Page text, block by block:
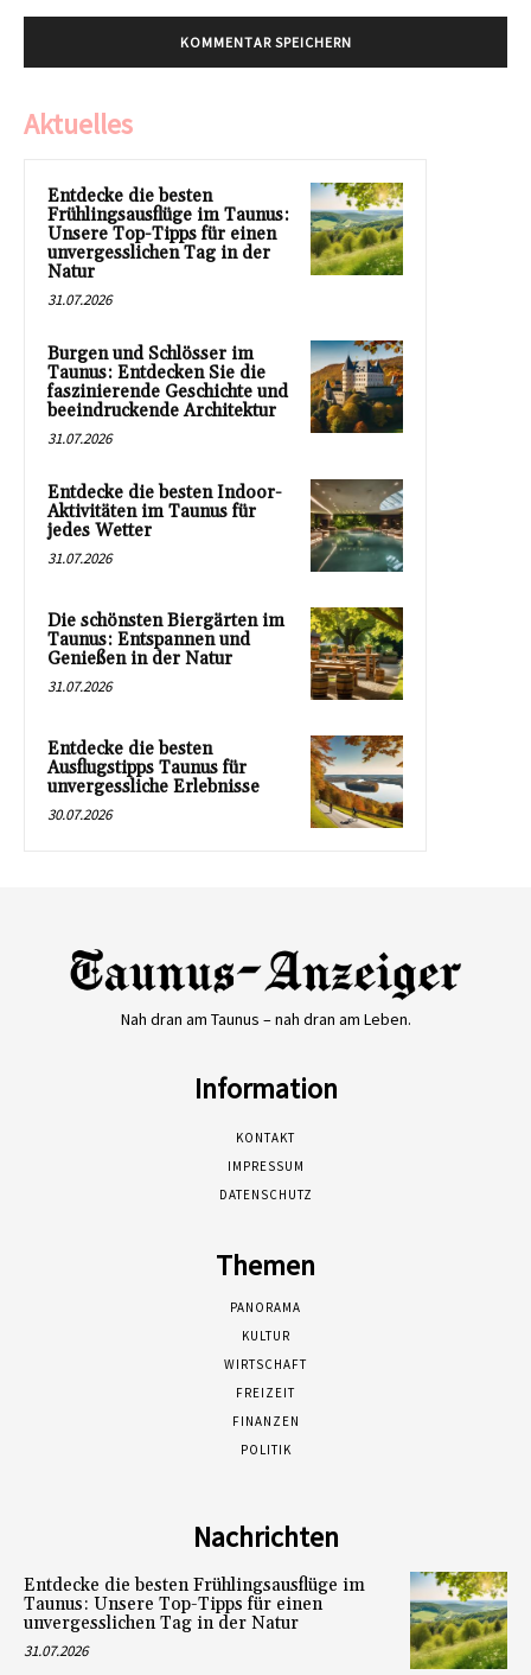
Aktuelles
Entdecke die besten
Frühlingsausflüge im Taunus:
Unsere Top-Tipps für einen
unvergesslichen Tag in der
Natur
31.07.2026
Burgen und Schlösser im
Taunus: Entdecken Sie die
faszinierende Geschichte und
beeindruckende Architektur
31.07.2026
Entdecke die besten Indoor-
Aktivitäten im Taunus für
jedes Wetter
31.07.2026
Die schönsten Biergärten im
Taunus: Entspannen und
Genießen in der Natur
31.07.2026
Entdecke die besten
Ausflugstipps Taunus für
unvergessliche Erlebnisse
30.07.2026
Nah dran am Taunus – nah dran am Leben.
Information
KONTAKT
IMPRESSUM
DATENSCHUTZ
Themen
PANORAMA
KULTUR
WIRTSCHAFT
FREIZEIT
FINANZEN
POLITIK
Nachrichten
Entdecke die besten Frühlingsausflüge im
Taunus: Unsere Top-Tipps für einen
unvergesslichen Tag in der Natur
31.07.2026